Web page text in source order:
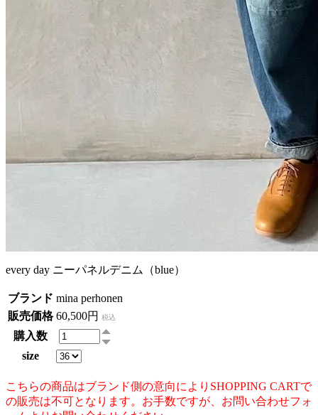
every day ニーパネルデニム（blue）
ブランド mina perhonen
販売価格 60,500円 税込
購入数
size
こちらの商品はブランド側の意向によりSHOPPING CARTで
の販売は不可となります。お手数ですが、お問い合わせフォ